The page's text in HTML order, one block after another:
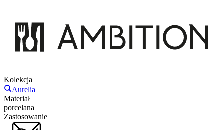
Kolekcja
Aurelia
Materiał
porcelana
Zastosowanie